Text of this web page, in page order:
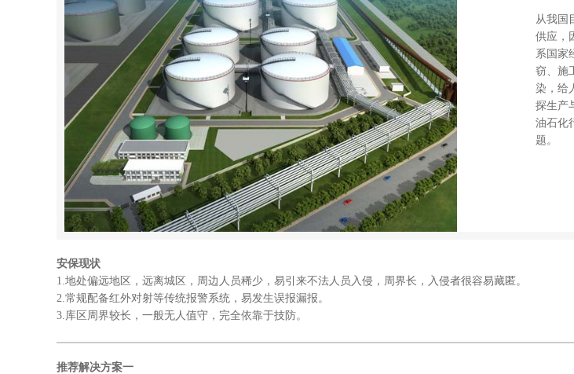
从我国
供应，
系国家
窃、施
染，给
探生产
油石化
题。
安保现状
1.地处偏远地区，远离城区，周边人员稀少，易引来不法人员入侵，周界长，入侵者很容易藏匿。
2.常规配备红外对射等传统报警系统，易发生误报漏报。
3.库区周界较长，一般无人值守，完全依靠于技防。
推荐解决方案一